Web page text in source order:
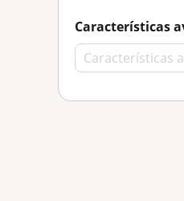
Características